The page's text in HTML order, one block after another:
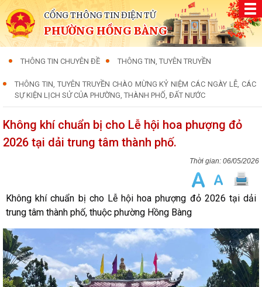
CỔNG THÔNG TIN ĐIỆN TỬ
PHƯỜNG HỒNG BÀNG
THÔNG TIN CHUYÊN ĐỀ THÔNG TIN, TUYÊN TRUYỀN
THÔNG TIN, TUYÊN TRUYỀN CHÀO MỪNG KỶ NIỆM CÁC NGÀY LỄ, CÁC
SỰ KIỆN LỊCH SỬ CỦA PHƯỜNG, THÀNH PHỐ, ĐẤT NƯỚC
Không khí chuẩn bị cho Lễ hội hoa phượng đỏ
2026 tại dải trung tâm thành phố.
06/05/2026
Không khí chuẩn bị cho Lễ hội hoa phượng đỏ 2026 tại dải
trung tâm thành phố, thuộc phường Hồng Bàng